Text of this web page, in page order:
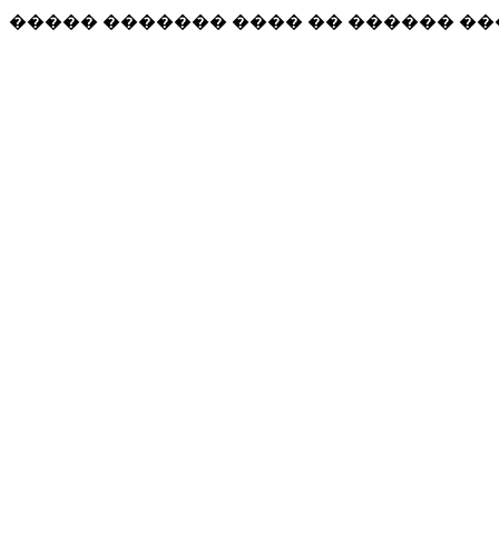
����� ������� ���� �� ������